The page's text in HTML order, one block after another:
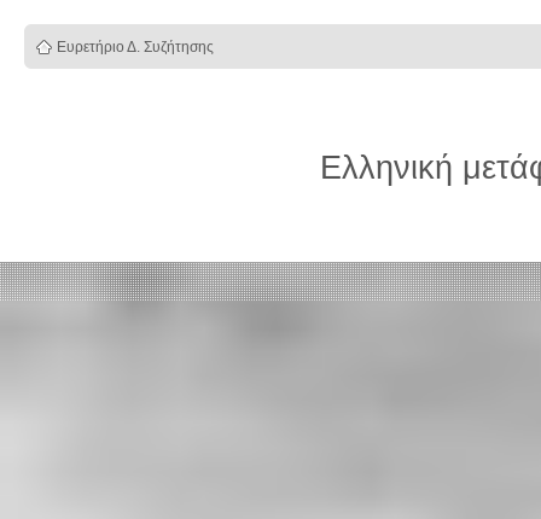
Ευρετήριο Δ. Συζήτησης
Ελληνική